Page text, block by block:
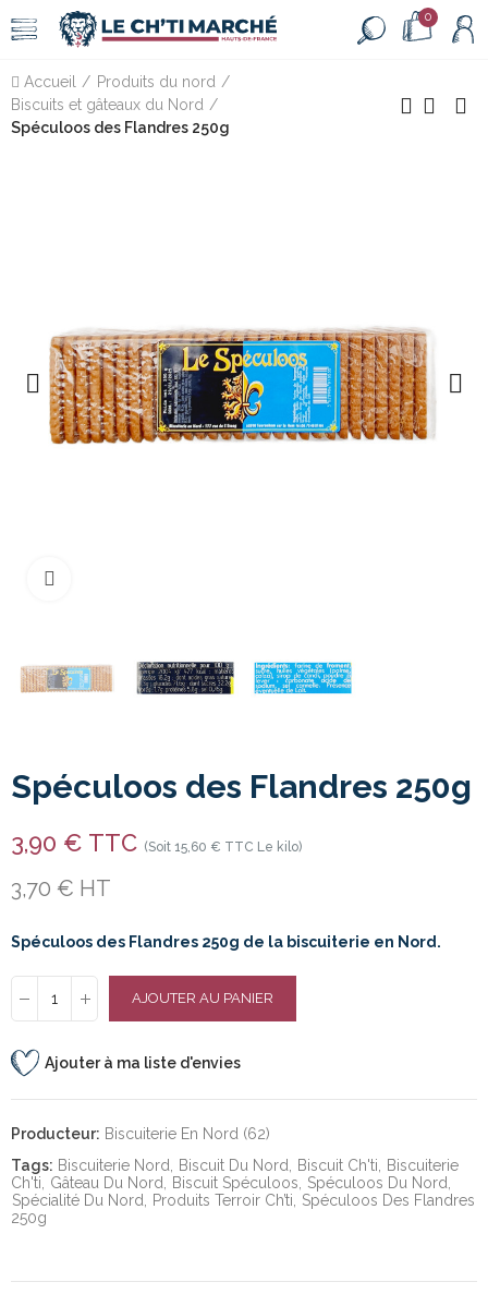
0
Accueil
Produits du nord
Biscuits et gâteaux du Nord
Spéculoos des Flandres 250g
Spéculoos des Flandres 250g
3,90 € TTC (Soit 15,60 € TTC Le kilo)
3,70 € HT
Spéculoos des Flandres 250g de la biscuiterie en Nord.
AJOUTER AU PANIER
Ajouter à ma liste d'envies
Producteur: Biscuiterie En Nord (62)
Tags: Biscuiterie Nord Biscuit Du Nord Biscuit Ch'ti
Biscuiterie
Ch'ti
Gâteau Du Nord Biscuit Spéculoos
Spéculoos Du Nord
Spécialité Du Nord
Produits Terroir Ch’ti
Spéculoos Des Flandres
250g